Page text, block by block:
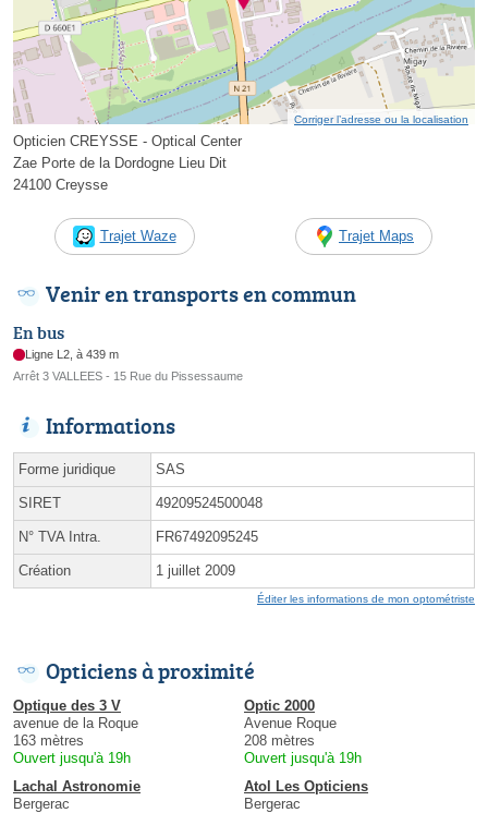
Corriger l’adresse ou la localisation
Opticien CREYSSE - Optical Center
Zae Porte de la Dordogne Lieu Dit
24100 Creysse
Trajet Waze Trajet Maps
Venir en transports en commun
En bus
Ligne L2, à 439 m
Arrêt 3 VALLEES - 15 Rue du Pissessaume
Informations
Forme juridique SAS
SIRET 49209524500048
N° TVA Intra. FR67492095245
Création 1 juillet 2009
Éditer les informations de mon optométriste
Opticiens à proximité
Optique des 3 V
avenue de la Roque
163 mètres
Ouvert jusqu'à 19h
Optic 2000
Avenue Roque
208 mètres
Ouvert jusqu'à 19h
Lachal Astronomie
Bergerac
Atol Les Opticiens
Bergerac